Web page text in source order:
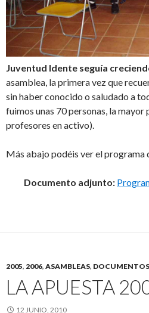
Juventud Idente seguía
asamblea, la primera vez que
sin haber conocido o saludado a
fuimos unas 70 personas, la mayor
profesores en activo).
Más abajo podéis ver el programa
Documento adjunto:
2005, 2006, ASAMBLEAS, DOCUMENTOS
LA APUESTA
12 JUNIO, 2010